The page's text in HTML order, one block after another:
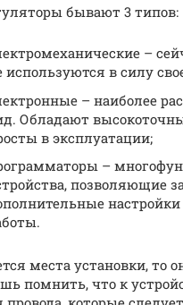
бывают 3 типов:
–
используются в силу
– наиболее
Обладают
в эксплуатации;
–
позволяющие
места установки, то
помнить, что к